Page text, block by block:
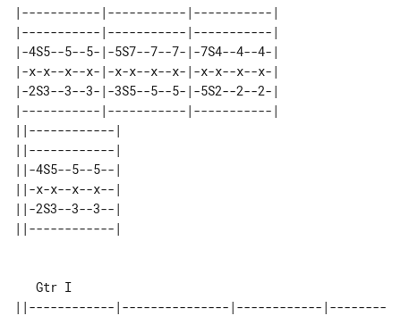
|-----------|-----------|-----------|
|-----------|-----------|-----------|
|-4S5--5--5-|-5S7--7--7-|-7S4--4--4-|
|-x-x--x--x-|-x-x--x--x-|-x-x--x--x-|
|-2S3--3--3-|-3S5--5--5-|-5S2--2--2-|
|-----------|-----------|-----------|
||------------|
||------------|
||-4S5--5--5--|
||-x-x--x--x--|
||-2S3--3--3--|
||------------|---------------|------------|--------